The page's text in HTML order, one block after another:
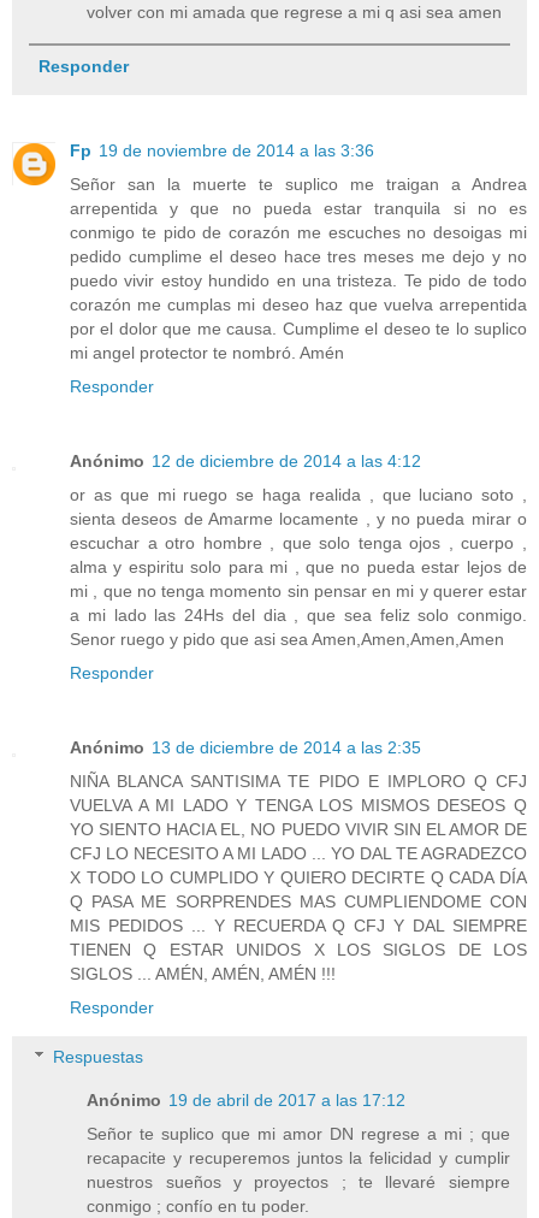
volver con mi amada que regrese a mi q asi sea amen
Responder
Fp 19 de noviembre de 2014 a las 3:36
Señor san la muerte te suplico me traigan a Andrea
arrepentida y que no pueda estar tranquila si no es
conmigo te pido de corazón me escuches no desoigas mi
pedido cumplime el deseo hace tres meses me dejo y no
puedo vivir estoy hundido en una tristeza. Te pido de todo
corazón me cumplas mi deseo haz que vuelva arrepentida
por el dolor que me causa. Cumplime el deseo te lo suplico
mi angel protector te nombró. Amén
Responder
Anónimo 12 de diciembre de 2014 a las 4:12
or as que mi ruego se haga realida , que luciano soto ,
sienta deseos de Amarme locamente , y no pueda mirar o
escuchar a otro hombre , que solo tenga ojos , cuerpo ,
alma y espiritu solo para mi , que no pueda estar lejos de
mi , que no tenga momento sin pensar en mi y querer estar
a mi lado las 24Hs del dia , que sea feliz solo conmigo.
Senor ruego y pido que asi sea Amen,Amen,Amen,Amen
Responder
Anónimo 13 de diciembre de 2014 a las 2:35
NIÑA BLANCA SANTISIMA TE PIDO E IMPLORO Q CFJ
VUELVA A MI LADO Y TENGA LOS MISMOS DESEOS Q
YO SIENTO HACIA EL, NO PUEDO VIVIR SIN EL AMOR DE
CFJ LO NECESITO A MI LADO ... YO DAL TE AGRADEZCO
X TODO LO CUMPLIDO Y QUIERO DECIRTE Q CADA DÍA
Q PASA ME SORPRENDES MAS CUMPLIENDOME CON
MIS PEDIDOS ... Y RECUERDA Q CFJ Y DAL SIEMPRE
TIENEN Q ESTAR UNIDOS X LOS SIGLOS DE LOS
SIGLOS ... AMÉN, AMÉN, AMÉN !!!
Responder
Respuestas
Anónimo 19 de abril de 2017 a las 17:12
Señor te suplico que mi amor DN regrese a mi ; que
recapacite y recuperemos juntos la felicidad y cumplir
nuestros sueños y proyectos ; te llevaré siempre
conmigo ; confío en tu poder.